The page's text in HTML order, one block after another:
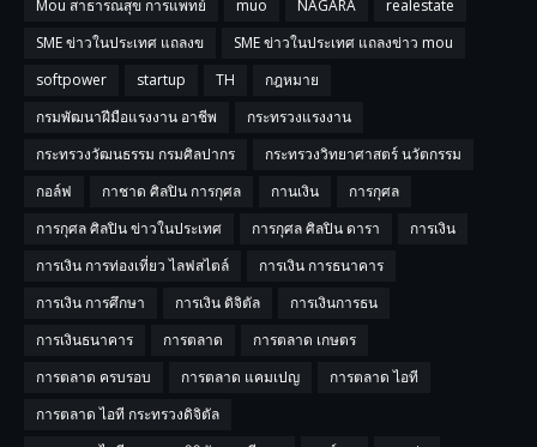
Mou สาธารณสุข การแพทย์
muo NAGARA
realestate
SME ข่าวในประเทศ แถลงข
SME ข่าวในประเทศ แถลงข่าว mou
softpower
startup TH
กฎหมาย
กรมพัฒนาฝีมือแรงงาน อาชีพ
กระทรวงแรงงาน
กระทรวงวัฒนธรรม กรมศิลปากร
กระทรวงวิทยาศาสตร์ นวัตกรรม
กอล์ฟ
กาชาด ศิลปิน การกุศล กานเงิน
การกุศล
การกุศล ศิลปิน ข่าวในประเทศ
การกุศล ศิลปิน ดารา
การเงิน
การเงิน การท่องเที่ยว ไลฟสไตล์
การเงิน การธนาคาร
การเงิน การศึกษา
การเงิน ดิจิตัล
การเงินการธน
การเงินธนาคาร
การตลาด
การตลาด เกษตร
การตลาด ครบรอบ
การตลาด แคมเปญ
การตลาด ไอที
การตลาด ไอที กระทรวงดิจิตัล